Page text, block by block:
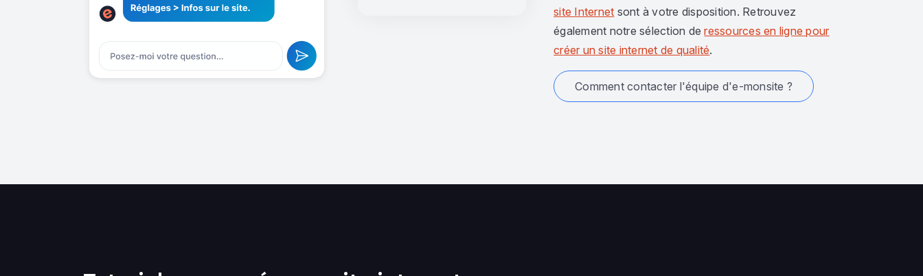
site Internet sont à votre disposition. Retrouvez
également notre sélection deressources en ligne pour
créer un site internet de qualité.
Comment contacter l'équipe d'e-monsite ?